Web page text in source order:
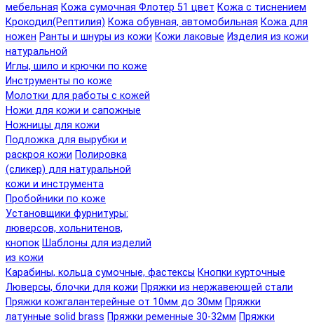
мебельная Кожа сумочная Флотер 51 цвет Кожа с тиснением
Крокодил(Рептилия) Кожа обувная, автомобильная Кожа для
ножен Ранты и шнуры из кожи Кожи лаковые Изделия из кожи
натуральной
Иглы, шило и крючки по коже
Инструменты по коже
Молотки для работы с кожей
Ножи для кожи и сапожные
Ножницы для кожи
Подложка для вырубки и
раскроя кожи Полировка
(сликер) для натуральной
кожи и инструмента
Пробойники по коже
Установщики фурнитуры:
люверсов, хольнитенов,
кнопок Шаблоны для изделий
из кожи
Карабины, кольца сумочные, фастексы Кнопки курточные
Люверсы, блочки для кожи Пряжки из нержавеющей стали
Пряжки кожгалантерейные от 10мм до 30мм Пряжки
латунные solid brass Пряжки ременные 30-32мм Пряжки